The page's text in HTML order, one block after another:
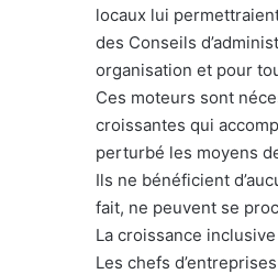
locaux lui
des Conseils
organisation et pour
Ces moteurs sont
croissantes qui
perturbé les moyens
Ils ne bénéficient
fait, ne peuvent se
La croissance
Les chefs